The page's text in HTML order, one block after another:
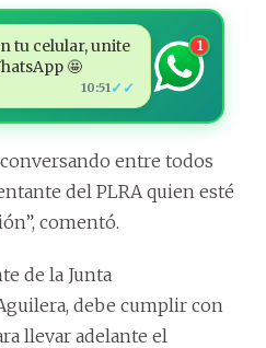
tu celular, unite
🤩
10:51✓✓
1
entre todos
del PLRA quien esté
comentó.
de la Junta
debe cumplir con
llevar adelante el